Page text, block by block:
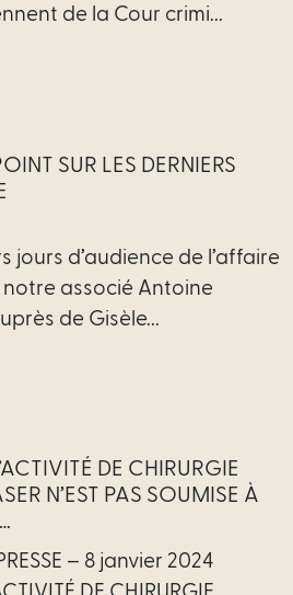
Équipe
Actualités
de la Cour crimi...
SUR LES DERNIERS
jours d’audience de l’affaire
notre associé Antoine
de Gisèle...
DE CHIRURGIE
N’EST PAS SOUMISE À
– 8 janvier 2024